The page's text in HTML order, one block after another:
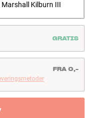
Kilburn III
GRATIS
FRA 0,-